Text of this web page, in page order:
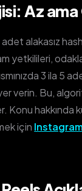
Az ama
alakasız
yetkilileri,
3 ila 5
verin. Bu,
Konu hakkında
için